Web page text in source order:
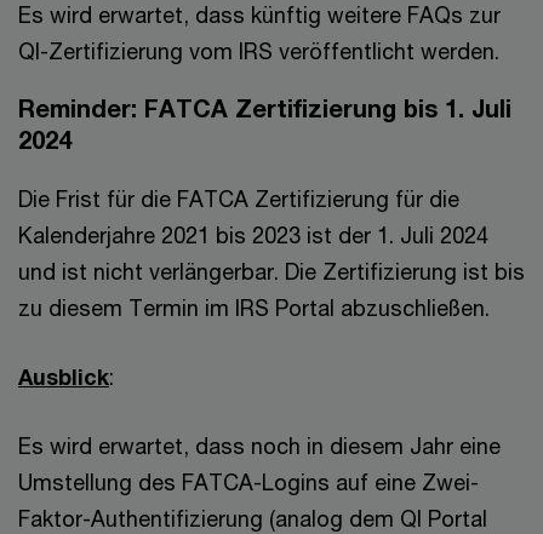
Es wird erwartet, dass künftig weitere FAQs zur
QI-Zertifizierung vom IRS veröffentlicht werden.
Reminder: FATCA Zertifizierung bis 1. Juli
2024
Die Frist für die FATCA Zertifizierung für die
Kalenderjahre 2021 bis 2023 ist der 1. Juli 2024
und ist nicht verlängerbar. Die Zertifizierung ist bis
zu diesem Termin im IRS Portal abzuschließen.
Ausblick:
Es wird erwartet, dass noch in diesem Jahr eine
Umstellung des FATCA-Logins auf eine Zwei-
Faktor-Authentifizierung (analog dem QI Portal